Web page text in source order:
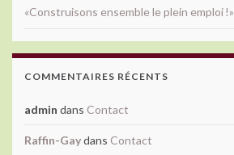
«Construisons ensemble le plein emploi !»
COMMENTAIRES RÉCENTS
admin dans Contact
Raffin-Gaydans Contact